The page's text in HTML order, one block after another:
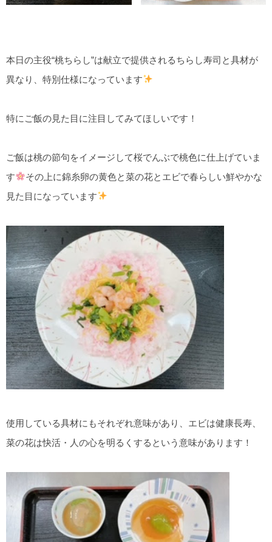
本日の主役“桃ちらし”は献立で提供されるちらし寿司と具材が
異なり、特別仕様になっています
特にご飯の見た目に注目してみてほしいです！
ご飯は桃の節句をイメージして桜でんぶで桃色に仕上げていま
す
その上に錦糸卵の黄色と菜の花とエビで春らしい鮮やかな
見た目になっています
使用している具材にもそれぞれ意味があり、エビは健康長寿、
菜の花は快活・人の心を明るくするという意味があります！